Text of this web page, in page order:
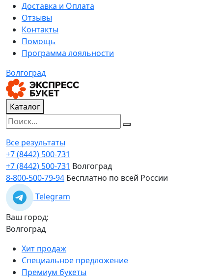
Доставка и Оплата
Отзывы
Контакты
Помощь
Программа лояльности
Волгоград
Каталог
Все результаты
+7 (8442) 500-731
+7 (8442) 500-731 Волгоград
8-800-500-79-94 Бесплатно по всей России
Telegram
Ваш город:
Волгоград
Хит продаж
Специальное предложение
Премиум букеты